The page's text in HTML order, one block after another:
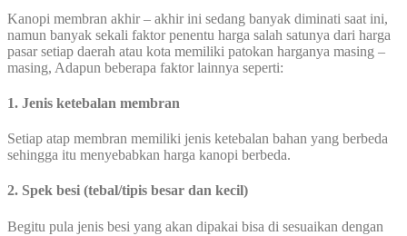
Kanopi membran akhir – akhir ini sedang banyak diminati saat ini,
namun banyak sekali faktor penentu harga salah satunya dari harga
pasar setiap daerah atau kota memiliki patokan harganya masing –
masing, Adapun beberapa faktor lainnya seperti:
1. Jenis ketebalan membran
Setiap atap membran memiliki jenis ketebalan bahan yang berbeda
sehingga itu menyebabkan harga kanopi berbeda.
2. Spek besi (tebal/tipis besar dan kecil)
Begitu pula jenis besi yang akan dipakai bisa di sesuaikan dengan